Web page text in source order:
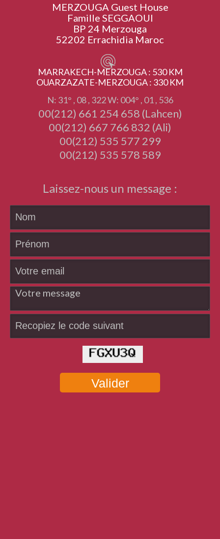
MERZOUGA Guest House
Famille SEGGAOUI
BP 24 Merzouga
52202 Errachidia Maroc
MARRAKECH-MERZOUGA : 530 KM
OUARZAZATE-MERZOUGA : 330 KM
N: 31° , 08 , 322 W: 004° , 01 , 536
00(212) 661 254 658 (Lahcen)
00(212) 667 766 832 (Ali)
00(212) 535 577 299
00(212) 535 578 589
Laissez-nous un message :
Valider